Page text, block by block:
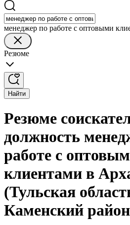
менеджер по работе с оптовыми
Резюме
Найти
Резюме
должность
работе с
клиентами в
(Тульская
Каменский